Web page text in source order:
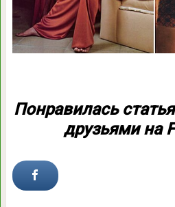
Понравилась
друзьями на